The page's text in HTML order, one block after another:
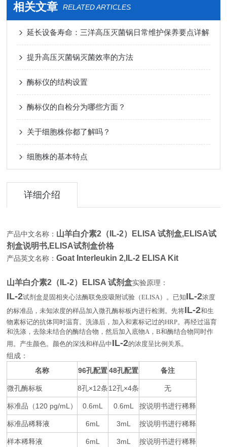
相关文章 RELATED ARTICLES
延长设备寿命：三洋高压灭菌锅日常维护保养要点详解
提升高压灭菌锅灭菌效率的方法
酶标仪的结构设置
酶标仪的自检分为哪些方面？
关于细胞株你都了解吗？
细胞株的基本特点
详细介绍
产品中文名称： 山羊白介素2（IL-2）ELISA 试剂盒,ELISA试
剂盒说明书,ELISA试剂盒价格
产品英文名称：Goat Interleukin 2,IL-2 ELISA Kit
山羊白介素2（IL-2）ELISA 试剂盒实验原理：
IL-2试剂盒是固相夹心法酶联免疫吸附试验（ELISA）。已知IL-2浓度
的标准品，未知浓度的样品加入微孔酶标板内进行检测。先将IL-2和生
物素标记的抗体同时温育。洗涤后，加入和素标记过的HRP。再经过温育
和洗涤，去除未结合的酶结合物，然后加入底物A ，B和酶结合物同时作
用。产生颜色。颜色的深浅和样品中IL-2的浓度呈比例关系。
组成：
名称
96孔配置 48孔配置 备注
微孔酶标板 8孔×12条 12孔×4条 无
标准品（120 pg/mL ） 0.6mL 0.6mL 按说明书进行稀释
标准品稀释液 6mL 3mL 按说明书进行稀释
样本稀释液 6mL 3mL 按说明书进行稀释